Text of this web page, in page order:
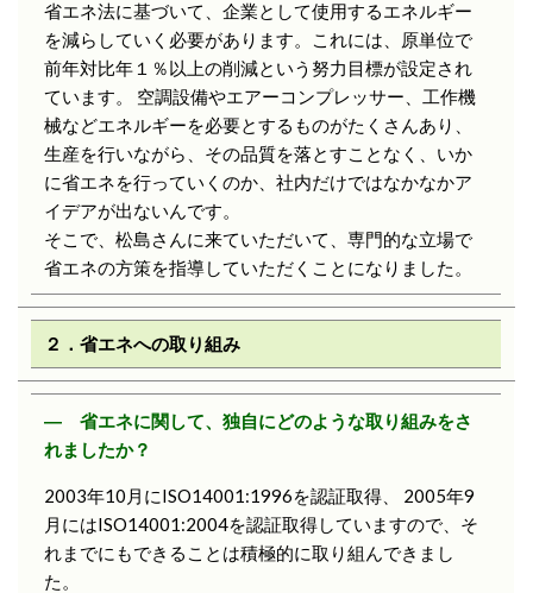
省エネ法に基づいて、企業として使用するエネルギー
を減らしていく必要があります。これには、原単位で
前年対比年１％以上の削減という努力目標が設定され
ています。 空調設備やエアーコンプレッサー、工作機
械などエネルギーを必要とするものがたくさんあり、
生産を行いながら、その品質を落とすことなく、いか
に省エネを行っていくのか、社内だけではなかなかア
イデアが出ないんです。
そこで、松島さんに来ていただいて、専門的な立場で
省エネの方策を指導していただくことになりました。
２．省エネへの取り組み
― 省エネに関して、独自にどのような取り組みをさ
れましたか？
2003年10月にISO14001:1996を認証取得、 2005年9
月にはISO14001:2004を認証取得していますので、そ
れまでにもできることは積極的に取り組んできまし
た。